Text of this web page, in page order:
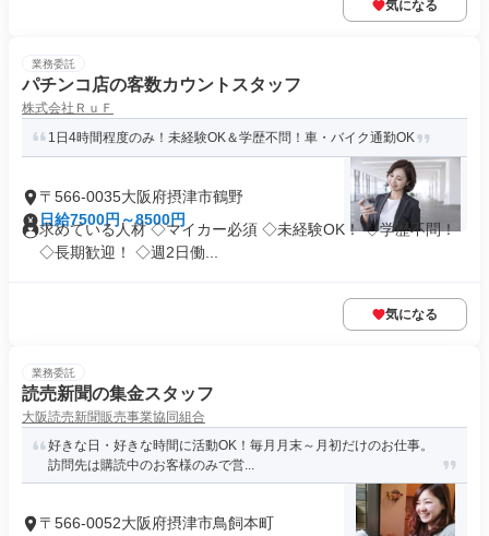
気になる
業務委託
パチンコ店の客数カウントスタッフ
株式会社ＲｕＦ
1日4時間程度のみ！未経験OK＆学歴不問！車・バイク通勤OK
〒566-0035大阪府摂津市鶴野
日給7500円～8500円
求めている人材 ◇マイカー必須 ◇未経験OK！ ◇学歴不問！
◇長期歓迎！ ◇週2日働...
気になる
業務委託
読売新聞の集金スタッフ
大阪読売新聞販売事業協同組合
好きな日・好きな時間に活動OK！毎月月末～月初だけのお仕事。
訪問先は購読中のお客様のみで営...
〒566-0052大阪府摂津市鳥飼本町